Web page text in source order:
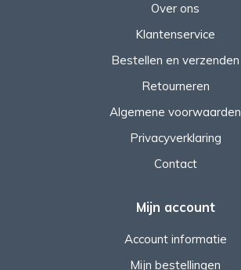
Over ons
Klantenservice
Bestellen en verzenden
Retourneren
Algemene voorwaarden
Privacyverklaring
Contact
Mijn account
Account informatie
Mijn bestellingen